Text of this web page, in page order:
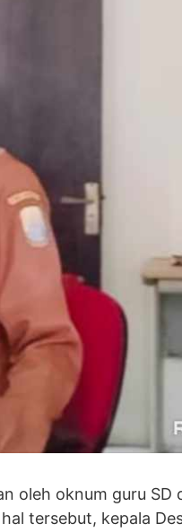
oleh oknum guru SD
tersebut, kepala